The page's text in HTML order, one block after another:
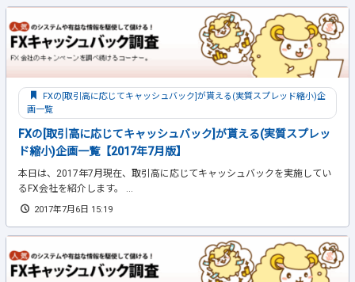
FXの[取引高に応じてキャッシュバック]が貰える(実質スプレッド縮小)企
画一覧
FXの[取引高に応じてキャッシュバック]が貰える(実質スプレッ
ド縮小)企画一覧【2017年7月版】
本日は、2017年7月現在、取引高に応じてキャッシュバックを実施してい
るFX会社を紹介します。 ...
2017年7月6日 15:19